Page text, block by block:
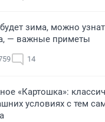
зима, можно
— важные приметы
14
«Картошка»:
условиях с тем